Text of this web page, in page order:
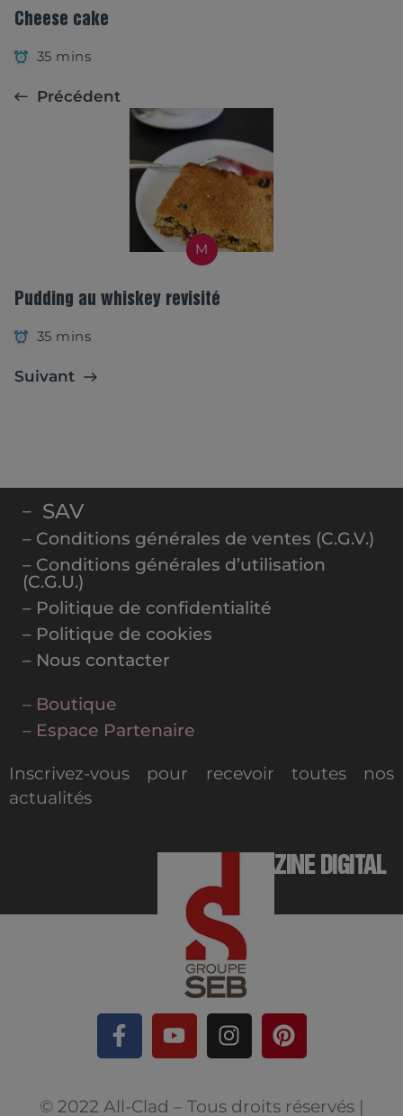
Cheese cake
35 mins
Précédent
M
Pudding au whiskey revisité
35 mins
Suivant
– SAV
– Conditions générales de ventes (C.G.V.)
– Conditions générales d’utilisation
(C.G.U.)
– Politique de confidentialité
– Politique de cookies
– Nous contacter
– Boutique
– Espace Partenaire
Inscrivez-vous pour recevoir toutes nos
actualités
MAGAZINE DIGITAL
© 2022 All-Clad – Tous droits réservés |